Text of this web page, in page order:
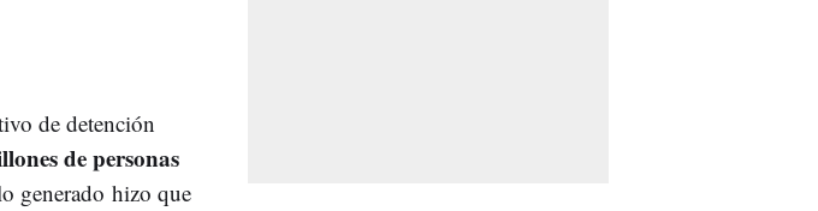
de detención
de personas
generado hizo que